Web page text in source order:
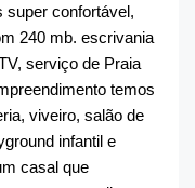
super confortável,
240 mb. escrivania
serviço de Praia
temos
viveiro, salão de
infantil e
casal que